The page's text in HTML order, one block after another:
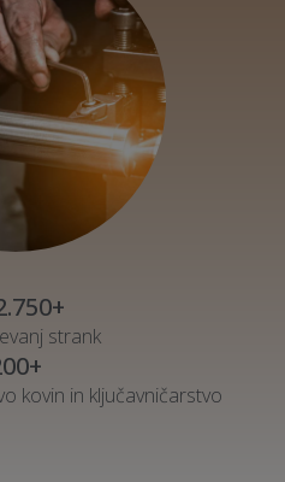
strank
kovin in ključavničarstvo